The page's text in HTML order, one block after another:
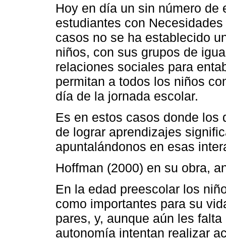
Hoy en día un sin número
estudiantes con
casos no se ha establecido
niños, con sus grupos de
relaciones sociales para
permitan a todos los niños
día de la jornada escolar.
Es en estos casos donde los
de lograr aprendizajes
apuntalándonos en esas
Hoffman (2000) en su obra,
En la edad preescolar los
como importantes para su
pares, y, aunque aún les
autonomía intentan realizar